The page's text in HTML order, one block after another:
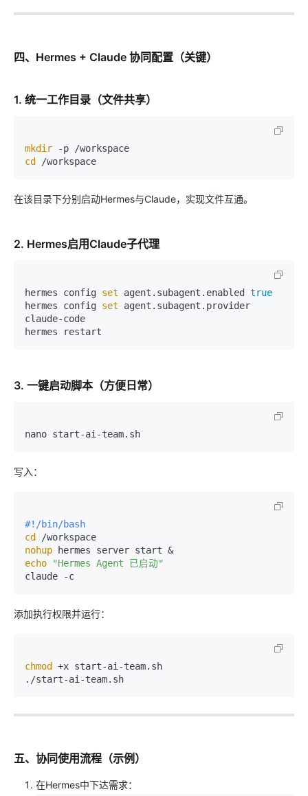
四、Hermes + Claude 协同配置（关键）
1. 统一工作目录（文件共享）
mkdir
cd
在该目录下分别启动Hermes与Claude，实现文件互通。
2. Hermes启用Claude子代理
hermes config set agent.subagent.enabled true
hermes config set agent.subagent.provider
claude-code
3. 一键启动脚本（方便日常）
写入：
#!/bin/bash
cd
nohup
echo
"Hermes Agent 已启动"
添加执行权限并运行：
chmod
+x start-ai-team.sh
五、协同使用流程（示例）
在Hermes中下达需求：